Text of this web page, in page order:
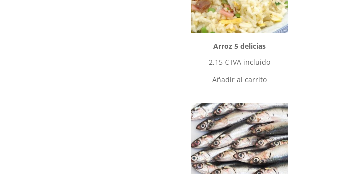
Arroz 5 delicias
2,15 € IVA incluido
Añadir al carrito